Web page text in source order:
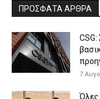
ΠΡΟΣΦΑΤΑ ΑΡΘΡΑ
7
Όλες